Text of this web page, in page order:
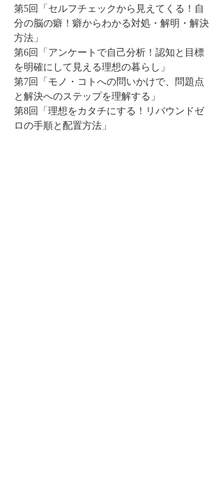
第5回「セルフチェックから見えてくる！自
分の脳の癖！癖からわかる対処・解明・解決
方法」
第6回「アンケートで自己分析！認知と目標
を明確にして見える理想の暮らし」
第7回「モノ・コトへの問いかけで、問題点
と解決へのステップを理解する」
第8回「理想をカタチにする！リバウンドゼ
ロの手順と配置方法」